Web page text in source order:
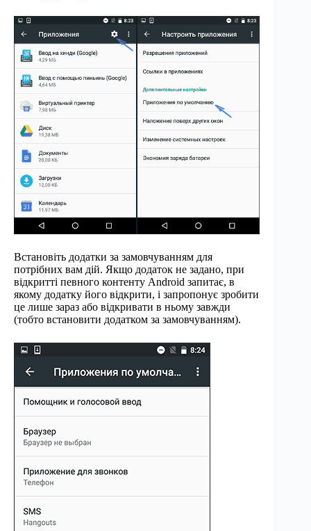
Встановіть додатки за замовчуванням для
потрібних вам дій. Якщо додаток не задано, при
відкритті певного контенту Android запитає, в
якому додатку його відкрити, і запропонує зробити
це лише зараз або відкривати в ньому завжди
(тобто встановити додатком за замовчуванням).